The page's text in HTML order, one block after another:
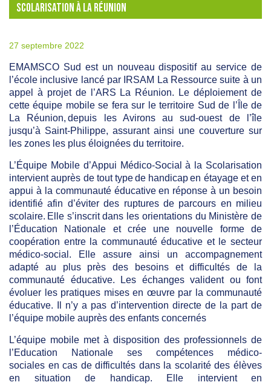
SCOLARISATION À LA RÉUNION
27 septembre 2022
EMAMSCO Sud est un nouveau dispositif au service de
l’école inclusive lancé par IRSAM La Ressource suite à un
appel à projet de l’ARS La Réunion. Le déploiement de
cette équipe mobile se fera sur le territoire Sud de l’Île de
La Réunion, depuis les Avironsau sud-ouest de l’île
jusqu’à Saint-Philippe, assurant ainsi une couverture sur
les zones les plus éloignées du territoire​.
L’Équipe Mobile d’Appui Médico-Social à la Scolarisation
intervient auprès de tout type de handicap ​en étayage et en
appui à la communauté éducative en réponse à un besoin
identifié afin d’éviter des ruptures de parcours en milieu
scolaire. Elle s’inscrit dans les orientations du Ministère de
l’Éducation Nationale et crée une nouvelle forme de
coopération entre la communauté éducative et le secteur
médico-social. Elle assure ainsi un accompagnement
adapté au plus près des besoins et difficultés de la
communauté éducative.
Les échanges valident ou font
évoluer les pratiques mises en œuvre par la communauté
éducative. Il n’y a pas d’intervention directe de la part de
l’équipe mobile auprès des enfants concernés
L’équipe mobile metà disposition des professionnels de
l’Education
Nationale ses compétences médico-
sociales en cas de difficultés dans la scolarité des élèves
en situation de handicap. Elle intervient en